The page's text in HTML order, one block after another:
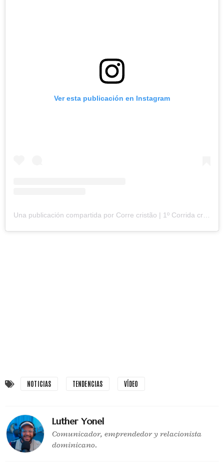
Ver esta publicación en Instagram
NOTICIAS TENDENCIAS VÍDEO
Luther Yonel
Comunicador, emprendedor y relacionista
dominicano.